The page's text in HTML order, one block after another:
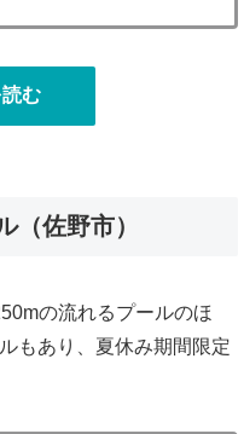
む
（佐野市）
の流れるプールのほ
もあり、夏休み期間限定